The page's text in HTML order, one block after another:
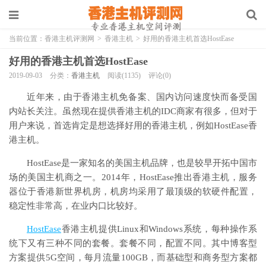
当前位置： 香港主机评测网 > 香港主机 > 好用的香港主机首选HostEase
好用的香港主机首选HostEase
2019-09-03 分类： 香港主机 阅读(1135) 评论(0)
近年来，由于香港主机免备案、国内访问速度快而备受国
内站长关注。虽然现在提供香港主机的IDC商家有很多，但对于
用户来说，首选肯定是想选择好用的香港主机，例如HostEase香
港主机。
HostEase是一家知名的美国主机品牌，也是较早开拓中国市
场的美国主机商之一。2014年，HostEase推出香港主机，服务
器位于香港新世界机房，机房均采用了最顶级的软硬件配置，
稳定性非常高，在业内口比较好。
HostEase香港主机提供Linux和Windows系统，每种操作系
统下又有三种不同的套餐。套餐不同，配置不同。其中博客型
方案提供5G空间，每月流量100GB，而基础型和商务型方案都